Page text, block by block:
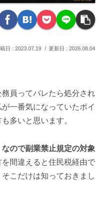
2023.07.19 2026.08.04
員ってバレたら処分され
一番気になっていたポイ
多いと思います。
ので副業禁止規定の対象
間違えると住民税経由で
こだけは知っておきまし